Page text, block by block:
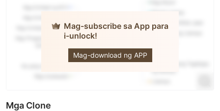
Mag-subscribe sa App para
i-unlock!
Mag-download ng APP
Mga Clone